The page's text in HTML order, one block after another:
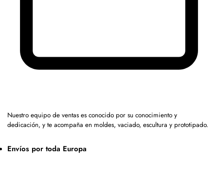
Nuestro equipo de ventas es conocido por su conocimiento y
dedicación, y te acompaña en moldes, vaciado, escultura y prototipado.
Envíos por toda Europa